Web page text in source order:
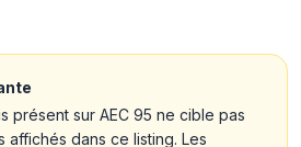
présent sur AEC 95 ne cible pas
affichés dans ce listing. Les